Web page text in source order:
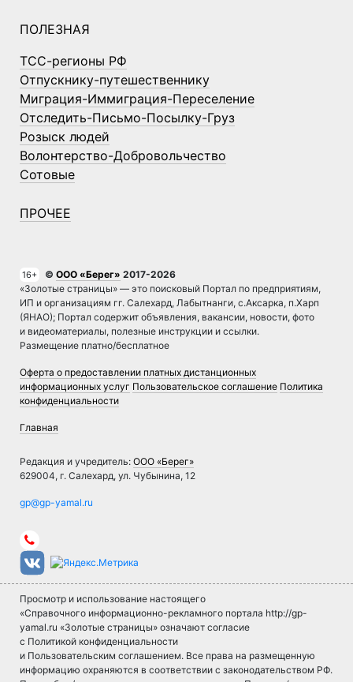
ПОЛЕЗНАЯ
ТСС-регионы РФ
Отпускнику-путешественнику
Миграция-Иммиграция-Переселение
Отследить-Письмо-Посылку-Груз
Розыск людей
Волонтерство-Добровольчество
Сотовые
ПРОЧЕЕ
16+ © ООО «Берег» 2017-2026
«Золотые страницы» — это поисковый Портал по предприятиям,
ИП и организациям гг. Салехард, Лабытнанги, с.Аксарка, п.Харп
(ЯНАО); Портал содержит объявления, вакансии, новости, фото
и видеоматериалы, полезные инструкции и ссылки.
Размещение платно/бесплатное
Оферта о предоставлении платных дистанционных
информационных услуг Пользовательское соглашение Политика
конфиденциальности
Главная
Редакция и учредитель: ООО «Берег»
629004, г. Салехард, ул. Чубынина, 12
Просмотр и использование настоящего
«Справочного информационно-рекламного портала http://gp-
yamal.ru «Золотые страницы» означают согласие
с Политикой конфиденциальности
и Пользовательским соглашением. Все права на размещенную
информацию охраняются в соответствии с законодательством РФ.